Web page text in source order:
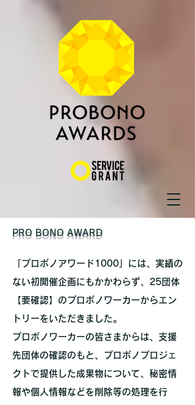
PRO BONO AWARD
「プロボノアワード1000」には、実績の
ない初開催企画にもかかわらず、25団体
【要確認】のプロボノワーカーからエン
トリーをいただきました。
プロボノワーカーの皆さまからは、支援
先団体の確認のもと、プロボノプロジェ
クトで提供した成果物について、秘密情
報や個人情報などを削除等の処理を行